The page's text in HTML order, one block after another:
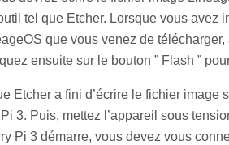
tel que Etcher. Lorsque vous avez
que vous venez de
ensuite sur le bouton ” Flash ”
Etcher a fini d’écrire le fichier image
3. Puis, mettez l’appareil sous
Pi 3 démarre, vous devez vous